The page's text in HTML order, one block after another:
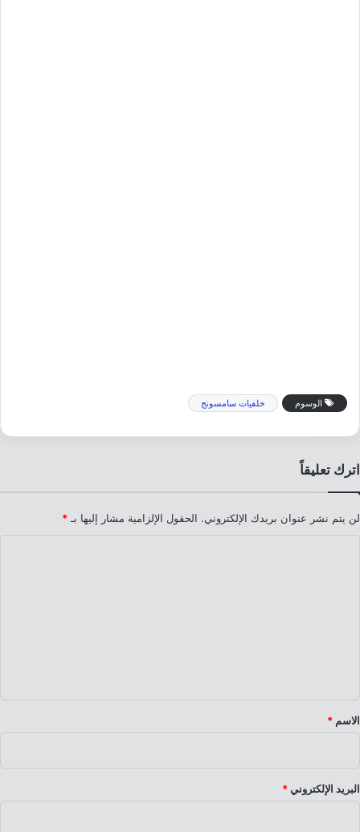
الوسوم خلفيات سامسونج
اترك تعليقاً
لن يتم نشر عنوان بريدك الإلكتروني. الحقول الإلزامية مشار إليها بـ *
*
الاسم *
البريد الإلكتروني *